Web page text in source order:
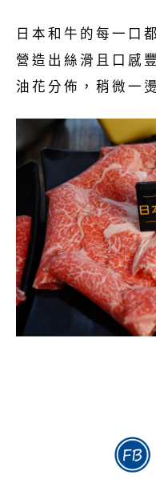
日本和牛的每一口
營造出絲滑且口感
油花分佈，稍微一